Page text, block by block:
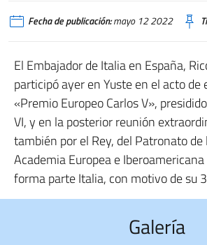
Fecha de publicación:mayo 12 2022
El Embajador de Italia en España,
participó ayer en Yuste en el acto de
«Premio Europeo Carlos V»,
VI, y en la posterior reunión
también por el Rey, del Patronato de
Academia Europea e
forma parte Italia, con motivo de su
Galería